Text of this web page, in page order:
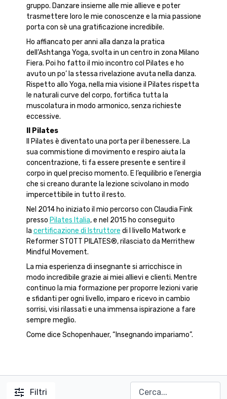
gruppo. Danzare insieme alle mie allieve e poter
trasmettere loro le mie conoscenze e la mia passione
porta con sè una gratificazione incredibile.
Ho affiancato per anni alla danza la pratica
dell’Ashtanga Yoga, svolta in un centro in zona Milano
Fiera. Poi ho fatto il mio incontro col Pilates e ho
avuto un po’ la stessa rivelazione avuta nella danza.
Rispetto allo Yoga, nella mia visione il Pilates rispetta
le naturali curve del corpo, fortifica tutta la
muscolatura in modo armonico, senza richieste
eccessive.
Il Pilates
Il Pilates è diventato una porta per il benessere. La
sua commistione di movimento e respiro aiuta la
concentrazione, ti fa essere presente e sentire il
corpo in quel preciso momento. E l’equilibrio e l’energia
che si creano durante la lezione scivolano in modo
impercettibile in tutto il resto.
Nel 2014 ho iniziato il mio percorso con Claudia Fink
presso Pilates Italia, e nel 2015 ho conseguito
la certificazione di Istruttore di I livello Matwork e
Reformer STOTT PILATES®, rilasciato da Merrithew
Mindful Movement.
La mia esperienza di insegnante si arricchisce in
modo incredibile grazie ai miei allievi e clienti. Mentre
continuo la mia formazione per proporre lezioni varie
e sfidanti per ogni livello, imparo e ricevo in cambio
sorrisi, visi rilassati e una immensa ispirazione a fare
sempre meglio.
Come dice Schopenhauer, “Insegnando impariamo”.
Filtri